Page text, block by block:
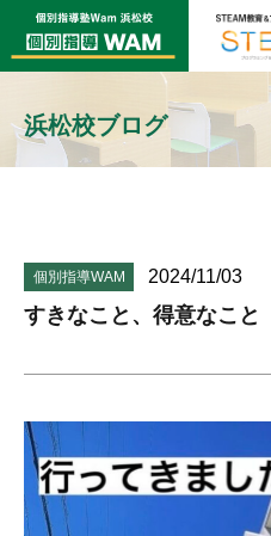
浜松校ブログ
個別指導WAM 2024/11/03
すきなこと、得意なこと